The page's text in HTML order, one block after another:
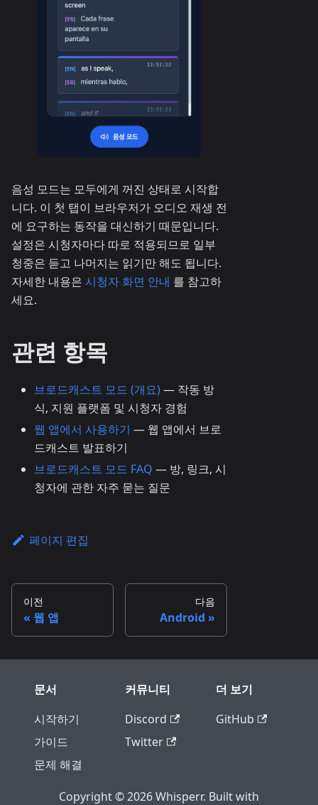
음성 모드는 모두에게 꺼진 상태로 시작합
니다. 이 첫 탭이 브라우저가 오디오 재생 전
에 요구하는 동작을 대신하기 때문입니다.
설정은 시청자마다 따로 적용되므로 일부
청중은 듣고 나머지는 읽기만 해도 됩니다.
자세한 내용은 시청자 화면 안내 를 참고하
세요.
관련 항목
브로드캐스트 모드 (개요)— 작동 방
식, 지원 플랫폼 및 시청자 경험
웹 앱에서 사용하기 — 웹 앱에서 브로
드캐스트 발표하기
브로드캐스트 모드 FAQ — 방, 링크, 시
청자에 관한 자주 묻는 질문
페이지 편집
이전
웹 앱
다음
Android
문서
시작하기
가이드
문제 해결
커뮤니티
Discord
Twitter
더 보기
GitHub
Copyright © 2026 Whisperr. Built with